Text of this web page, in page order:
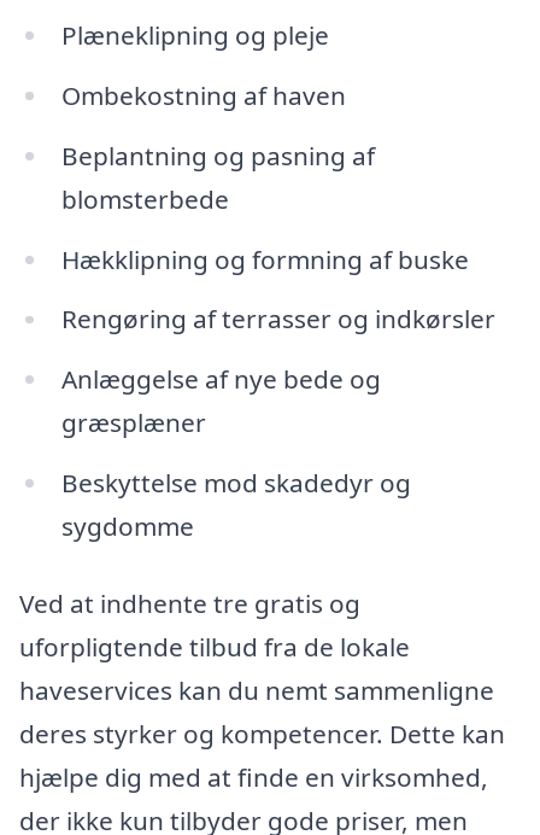
Plæneklipning og pleje
Ombekostning af haven
Beplantning og pasning af
blomsterbede
Hækklipning og formning af buske
Rengøring af terrasser og indkørsler
Anlæggelse af nye bede og
græsplæner
Beskyttelse mod skadedyr og
sygdomme
Ved at indhente tre gratis og
uforpligtende tilbud fra de lokale
haveservices kan du nemt sammenligne
deres styrker og kompetencer. Dette kan
hjælpe dig med at finde en virksomhed,
der ikke kun tilbyder gode priser, men